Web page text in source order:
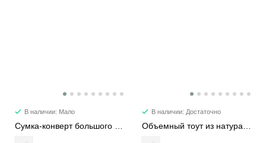
В наличии: Мало В наличии: Достаточно